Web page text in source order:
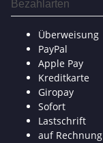
Bezahlarten
Überweisung
PayPal
Apple Pay
Kreditkarte
Giropay
Sofort
Lastschrift
auf Rechnung